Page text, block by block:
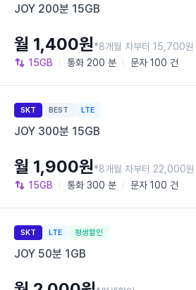
JOY 200분 15GB
15GB 통화 200 분 문자 100 건
월 1,400원*8개월 차부터 15,700원
SKT BEST LTE
JOY 300분 15GB
15GB 통화 300 분 문자 100 건
월 1,900원*8개월 차부터 22,000원
SKT LTE 평생할인
JOY 50분 1GB